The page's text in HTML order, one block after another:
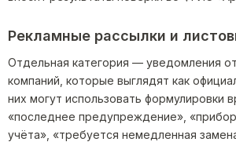
Рекламные рассылки и
Отдельная категория — уведомления
компаний, которые выглядят как
них могут использовать формулировки
«последнее предупреждение»,
учёта», «требуется немедленная